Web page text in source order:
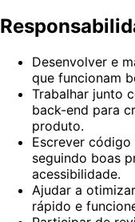
Desenvolver e
que funcionam
Trabalhar junto
back-end para
produto.
Escrever
seguindo boas
acessibilidade.
Ajudar a
rápido e